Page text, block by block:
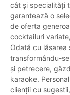
cât și specialități
garantează o
de oferta
cocktailuri
Odată cu lăsarea
transformându-
și petrecere,
karaoke.
clienții cu